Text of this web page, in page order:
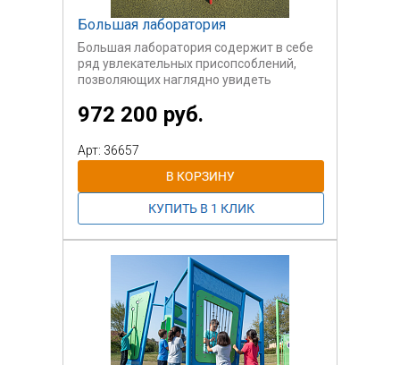
Большая лаборатория
Большая лаборатория содержит в себе
ряд увлекательных присопсоблений,
позволяющих наглядно увидеть
Оборудовнаие подходит для игр в
кресле-коляске.
Возраст пользователей 3-12 лет.
972 200 руб.
Арт: 36657